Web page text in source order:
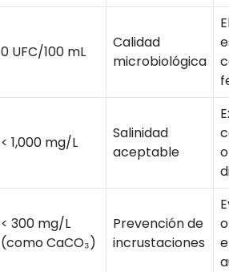
0 UFC/100 mL
Calidad
microbiológica
< 1,000 mg/L
Salinidad
aceptable
< 300 mg/L
(como CaCO₃)
Prevención de
incrustaciones